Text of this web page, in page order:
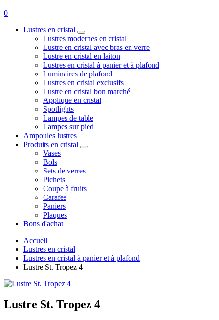
0
Lustres en cristal
Lustres modernes en cristal
Lustre en cristal avec bras en verre
Lustre en cristal en laiton
Lustres en cristal à panier et à plafond
Luminaires de plafond
Lustres en cristal exclusifs
Lustre en cristal bon marché
Applique en cristal
Spotlights
Lampes de table
Lampes sur pied
Ampoules lustres
Produits en cristal
Vases
Bols
Sets de verres
Pichets
Coupe à fruits
Carafes
Paniers
Plaques
Bons d'achat
Accueil
Lustres en cristal
Lustres en cristal à panier et à plafond
Lustre St. Tropez 4
Lustre St. Tropez 4